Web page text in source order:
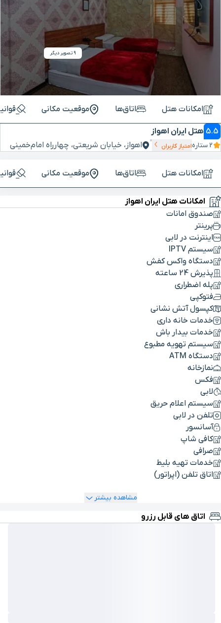
9 تصویر دیگر
امکانات هتل اتاق‌ها موقعیت مکانی
5.5 هتل ایران اهواز
2 ستاره امتیاز کاربران اهواز، خیابان شریعتی، چهارراه امام‌خمینی
امکانات هتل اتاق‌ها موقعیت مکانی
امکانات هتل ایران اهواز
صندوق امانات
پرینتر
اینترنت در لابی
سیستم IPTV
دستگاه واکس کفش
پذیرش 24 ساعته
پله اضطراری
فتوکپی
کپسول آتش نشانی
خدمات خانه داری
خدمات بیدار باش
سیستم تهویه مطبوع
دستگاه ATM
نمازخانه
فکس
لابی
سیستم اعلام حریق
تلفن در لابی
آسانسور
کافی شاپ
صرافی
خدمات تهیه بلیط
اتاق تلفن (اپراتور)
مشاهده بیشتر
اتاق های قابل رزرو